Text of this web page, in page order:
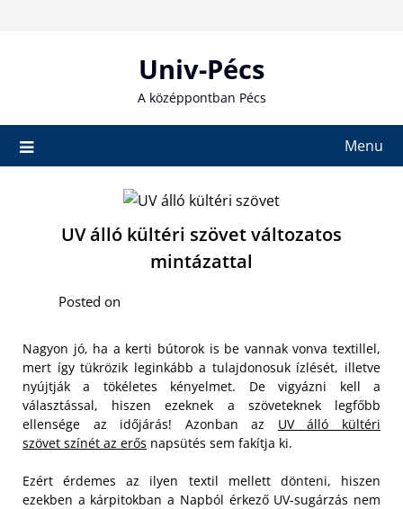
Univ-Pécs
A középpontban Pécs
Menu
UV álló kültéri szövet változatos
mintázattal
Posted on
Nagyon jó, ha a kerti bútorok is be vannak vonva textillel,
mert így tükrözik leginkább a tulajdonosuk ízlését, illetve
nyújtják a tökéletes kényelmet. De vigyázni kell a
választással, hiszen ezeknek a szöveteknek legfőbb
ellensége az időjárás! Azonban az UV álló kültéri
szövet színét az erős napsütés sem fakítja ki.
Ezért érdemes az ilyen textil mellett dönteni, hiszen
ezekben a kárpitokban a Napból érkező UV-sugárzás nem